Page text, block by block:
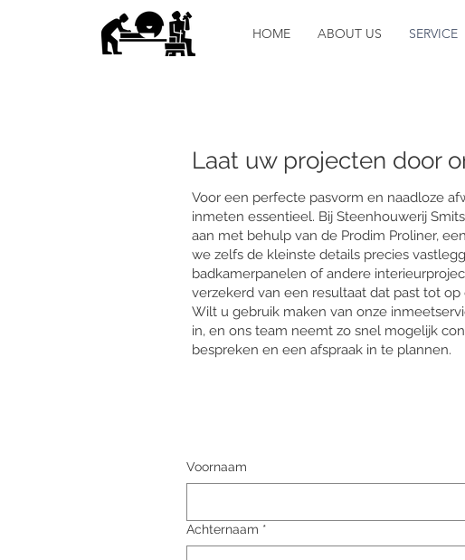
HOME ABOUT US SERVICE
Laat uw projecten door
Voor een perfecte pasvorm en naadloze
inmeten essentieel. Bij Steenhouwerij
aan met behulp van de Prodim Proliner,
we zelfs de kleinste details precies
badkamerpanelen of andere
verzekerd van een resultaat dat past tot op
Wilt u gebruik maken van onze
in, en ons team neemt zo snel mogelijk
bespreken en een afspraak in te plannen.
Voornaam
Achternaam *